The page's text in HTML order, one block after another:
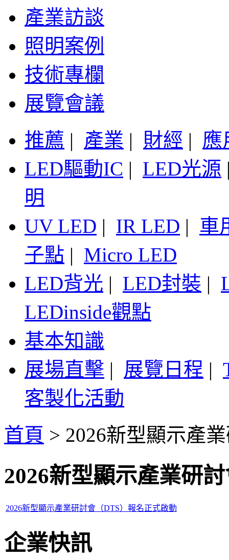
產業訪談
照明案例
技術專欄
展覽會議
推薦 | 產業 | 財經 | 應
LED驅動IC | LED光源
明
UV LED | IR LED | 車
子點 | Micro LED
LED背光 | LED封裝 |
LEDinside觀點
基本知識
展場直擊 | 展覽日程 |
客製化活動
首頁 > 2026新型顯示產
2026新型顯示產業研
2026新型顯示產業研討會（DTS）報名正式啟動
企業快訊